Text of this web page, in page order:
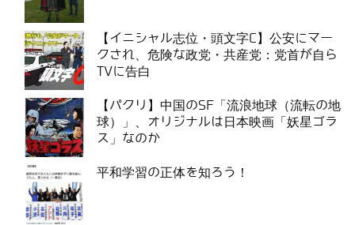
【イニシャル志位・頭文字C】公安にマー
クされ、危険な政党・共産党：党首が自ら
TVに告白
【パクリ】中国のSF「流浪地球（流転の地
球）」、オリジナルは日本映画「妖星ゴラ
ス」なのか
平和学習の正体を知ろう！